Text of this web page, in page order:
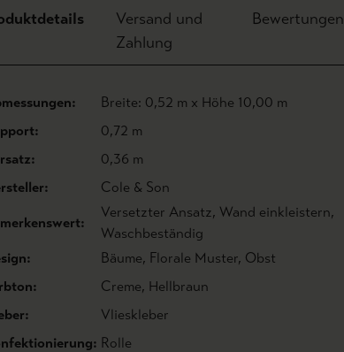
Versand und
Zahlung
Bewertungen
Breite: 0,52 m x Höhe 10,00 m
0,72 m
0,36 m
Cole & Son
Versetzter Ansatz, Wand einkleistern,
Waschbeständig
Bäume, Florale Muster, Obst
Creme, Hellbraun
Vlieskleber
Rolle